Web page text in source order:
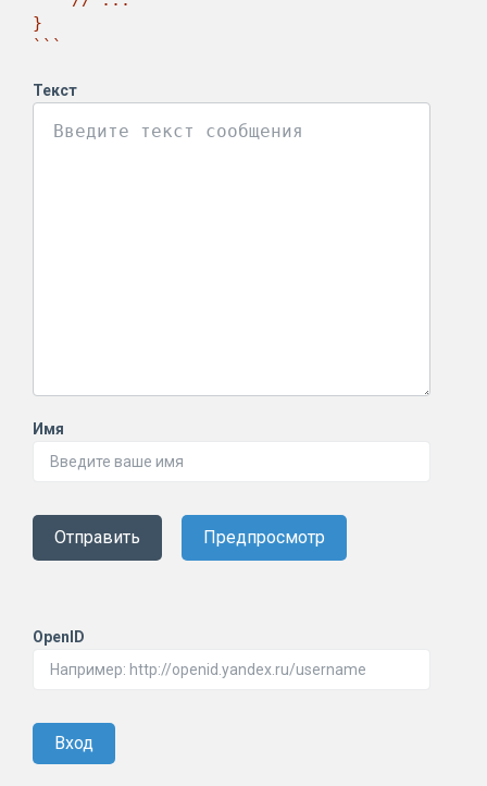
}
```
Текст
Имя
Отправить Предпросмотр
OpenID
Вход